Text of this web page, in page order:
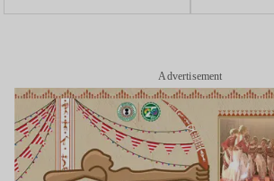
को ओसामा बिन लादेन का
बराबर,पार्क
Advertisement